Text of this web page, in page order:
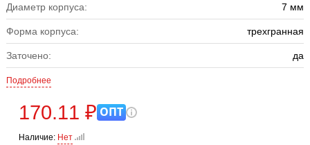
Диаметр корпуса: 7 мм
Форма корпуса: трехгранная
Заточено: да
Подробнее
170.11 ₽ ОПТ
Наличие: Нет